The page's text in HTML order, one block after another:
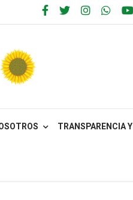
TRANSPARENCIA